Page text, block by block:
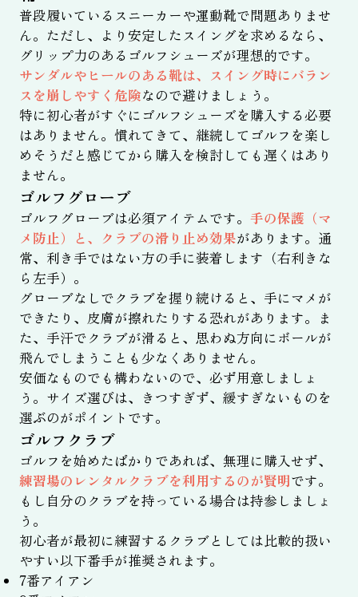
普段履いているスニーカーや運動靴で問題ありませ
ん。ただし、より安定したスイングを求めるなら、
グリップ力のあるゴルフシューズが理想的です。
サンダルやヒールのある靴は、スイング時にバラン
スを崩しやすく危険なので避けましょう。
特に初心者がすぐにゴルフシューズを購入する必要
はありません。慣れてきて、継続してゴルフを楽し
めそうだと感じてから購入を検討しても遅くはあり
ません。
ゴルフグローブ
ゴルフグローブは必須アイテムです。 手の保護（マ
メ防止）と、クラブの滑り止め効果があります。通
常、利き手ではない方の手に装着します（右利きな
ら左手）。
グローブなしでクラブを握り続けると、手にマメが
できたり、皮膚が擦れたりする恐れがあります。ま
た、手汗でクラブが滑ると、思わぬ方向にボールが
飛んでしまうことも少なくありません。
安価なものでも構わないので、必ず用意しましょ
う。サイズ選びは、きつすぎず、緩すぎないものを
選ぶのがポイントです。
ゴルフクラブ
ゴルフを始めたばかりであれば、無理に購入せず、
練習場のレンタルクラブを利用するのが賢明です。
もし自分のクラブを持っている場合は持参しましょ
う。
初心者が最初に練習するクラブとしては比較的扱い
やすい以下番手が推奨されます。
7番アイアン